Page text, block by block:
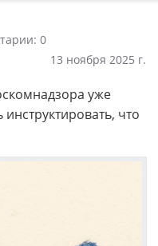
0
13 ноября 2025 г.
уже
что